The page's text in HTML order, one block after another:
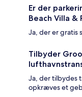
Er der
Beach Villa &
Ja, der er gratis
Tilbyder
Ja, der tilbydes
opkræves et